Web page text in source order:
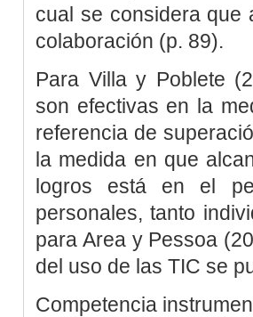
cual se considera que
colaboración (p. 89).
Para Villa y Poblete
son efectivas en la
referencia de
la medida en que
logros está en el
personales, tanto
para Area y Pessoa
del uso de las TIC se
Competencia